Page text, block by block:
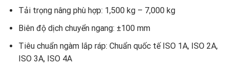
Tải trọng nâng phù hợp: 1,500 kg – 7,000 kg
Biên độ dịch chuyển ngang: ±100 mm
Tiêu chuẩn ngàm lắp ráp: Chuẩn quốc tế ISO 1A, ISO 2A,
ISO 3A, ISO 4A